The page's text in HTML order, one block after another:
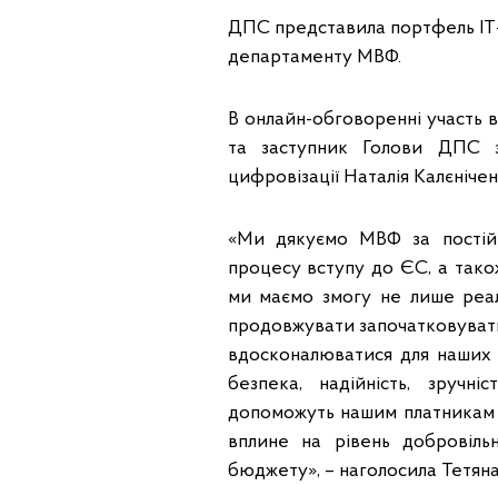
ДПС представила портфель
департаменту МВФ.
В онлайн-обговоренні
та заступник Голови ДПС
цифровізації Наталія
«Ми дякуємо МВФ за
процесу вступу до ЄС, а
ми маємо змогу не лише
продовжувати
вдосконалюватися для наших
безпека, надійність,
допоможуть нашим платникам
вплине на рівень
бюджету», – наголосила